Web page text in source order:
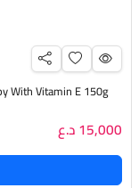
15,000 د.ع